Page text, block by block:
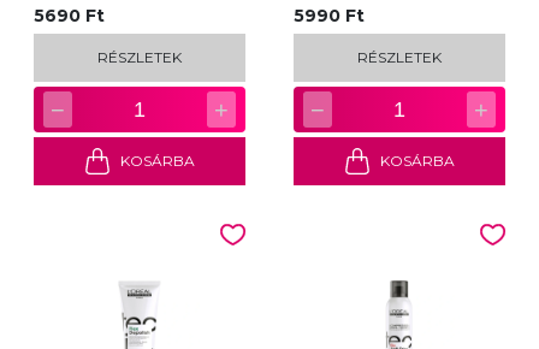
5690 Ft
RÉSZLETEK
− 1 +
KOSÁRBA
5990 Ft
RÉSZLETEK
− 1 +
KOSÁRBA